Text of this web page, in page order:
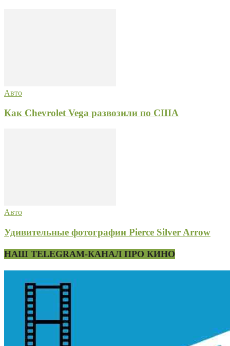
Авто
Как Chevrolet Vega развозили по США
Авто
Удивительные фотографии Pierce Silver Arrow
НАШ TELEGRAM-КАНАЛ ПРО КИНО